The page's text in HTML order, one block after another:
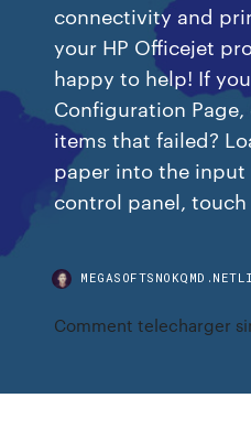
connectivity and
your HP Officejet
happy to help! If
Configuration
items that failed?
paper into the
control panel, touch
Comment telecharger